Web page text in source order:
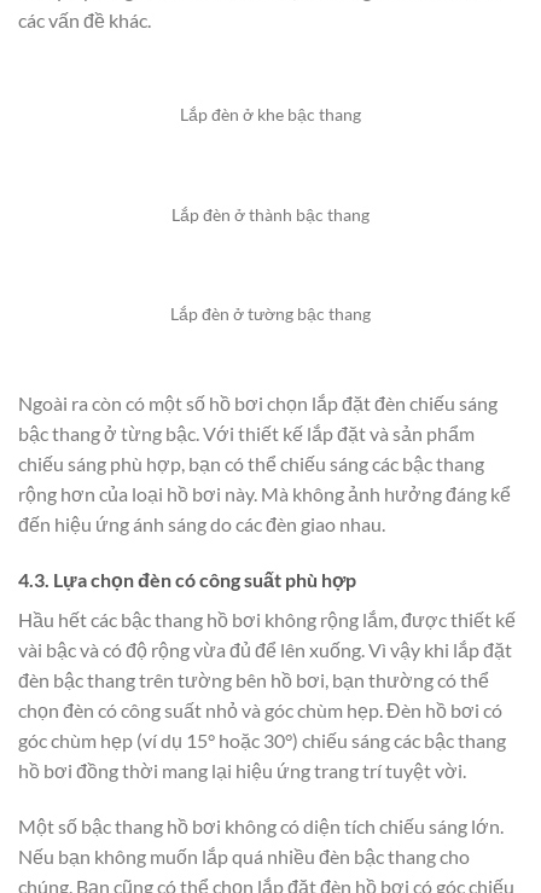
các vấn đề khác.
Lắp đèn ở khe bậc thang
Lắp đèn ở thành bậc thang
Lắp đèn ở tường bậc thang
Ngoài ra còn có một số hồ bơi chọn lắp đặt đèn chiếu sáng
bậc thang ở từng bậc. Với thiết kế lắp đặt và sản phẩm
chiếu sáng phù hợp, bạn có thể chiếu sáng các bậc thang
rộng hơn của loại hồ bơi này. Mà không ảnh hưởng đáng kể
đến hiệu ứng ánh sáng do các đèn giao nhau.
4.3. Lựa chọn đèn có công suất phù hợp
Hầu hết các bậc thang hồ bơi không rộng lắm, được thiết kế
vài bậc và có độ rộng vừa đủ để lên xuống. Vì vậy khi lắp đặt
đèn bậc thang trên tường bên hồ bơi, bạn thường có thể
chọn đèn có công suất nhỏ và góc chùm hẹp. Đèn hồ bơi có
góc chùm hẹp (ví dụ 15° hoặc 30°) chiếu sáng các bậc thang
hồ bơi đồng thời mang lại hiệu ứng trang trí tuyệt vời.
Một số bậc thang hồ bơi không có diện tích chiếu sáng lớn.
Nếu bạn không muốn lắp quá nhiều đèn bậc thang cho
chúng. Bạn cũng có thể chọn lắp đặt đèn hồ bơi có góc chiếu